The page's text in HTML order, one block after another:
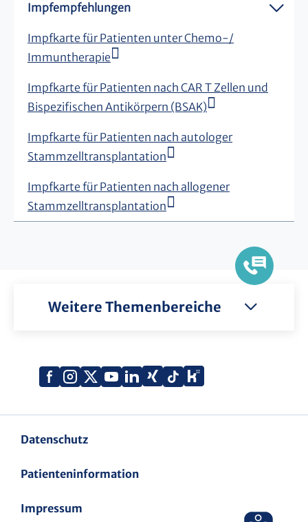
Impfempfehlungen
Impfkarte für Patienten unter Chemo-/
Immuntherapie
Impfkarte für Patienten nach CAR T Zellen und
Bispezifischen Antikörpern (BSAK)
Impfkarte für Patienten nach autologer
Stammzelltransplantation
Impfkarte für Patienten nach allogener
Stammzelltransplantation
Weitere Themenbereiche
Facebook
Instagram
X
YouTube
LinkedIn
Xing TiktokKununu
Datenschutz
Patienteninformation
Impressum